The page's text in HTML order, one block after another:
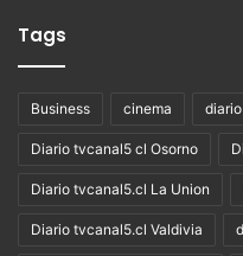
Tags
Business cinema
Diario tvcanal5 cl Osorno
Diario tvcanal5.cl La Union
Diario tvcanal5.cl Valdivia